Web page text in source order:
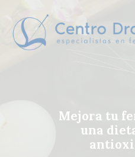
Mejora tu
una
Nosotros